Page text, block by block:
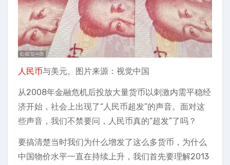
人民币与美元。图片来源：视觉中国
从2008年金融危机后投放大量货币以刺激内需平稳经
济开始，社会上出现了“人民币超发”的声音。面对这
些声音，我们不禁要问，人民币真的“超发”了吗？
要搞清楚当时我们为什么增发了这么多货币，为什么
中国物价水平一直在持续上升，我们首先要理解2013